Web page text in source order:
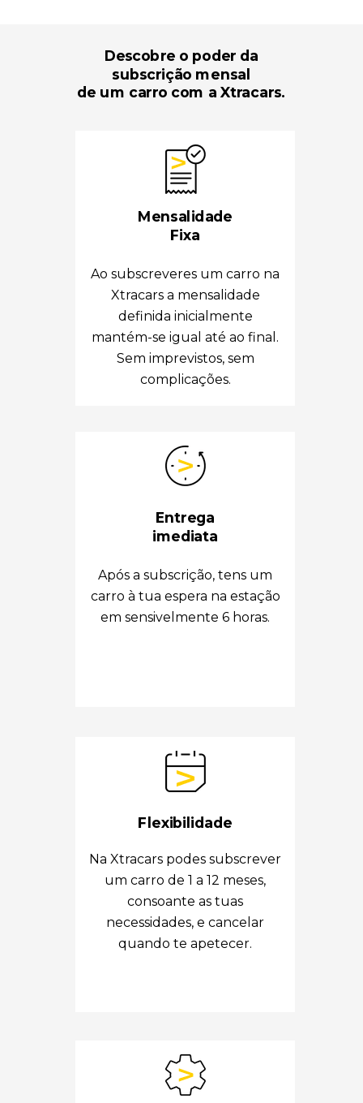
Descobre o poder da
subscrição mensal
de um carro com a Xtracars.
Mensalidade
Fixa
Ao subscreveres um carro na
Xtracars a mensalidade
definida inicialmente
mantém-se igual até ao final.
Sem imprevistos, sem
complicações.
Entrega
imediata
Após a subscrição, tens um
carro à tua espera na estação
em sensivelmente 6 horas.
Flexibilidade
Na Xtracars podes subscrever
um carro de 1 a 12 meses,
consoante as tuas
necessidades, e cancelar
quando te apetecer.